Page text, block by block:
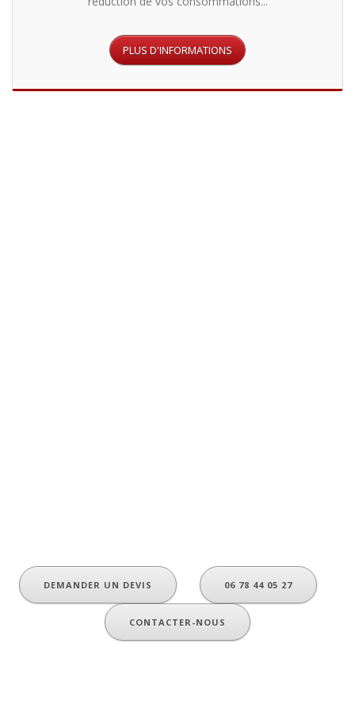
DEMANDER UN DEVIS 06 78 44 05 27
CONTACTER-NOUS